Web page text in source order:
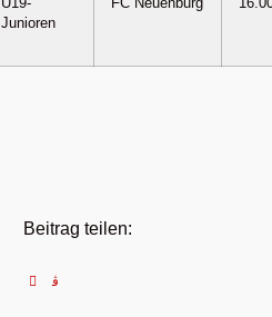
U19-
Junioren
FC Neuenburg
Beitrag teilen: